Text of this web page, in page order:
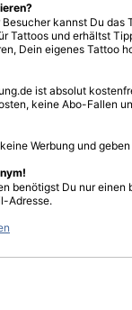
kannst Du
Tattoos und erhältst
Dein eigenes Tattoo
ist absolut
keine Abo-Fallen
Werbung und
benötigst Du nur einen
Adresse.